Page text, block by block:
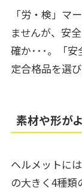
「労・検」マ
ませんが、安
確か･･･。「
定合格品を選び
素材や形が
ヘルメットに
の大きく4種類